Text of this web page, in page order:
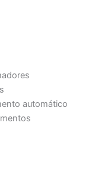
automático